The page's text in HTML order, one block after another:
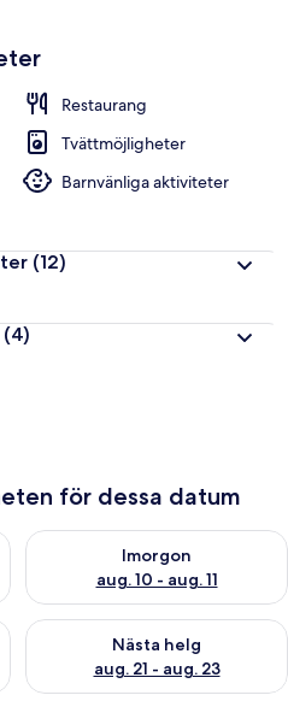
Restaurang
Tvättmöjligheter
Barnvänliga aktiviteter
(12)
(4)
för dessa datum
ikväll aug. 9 - aug. 10
Imorgon
aug. 10 - aug. 11
Kontrollera tillgängligheten
den här helgen aug. 14 - aug.
Nästa helg
aug. 21 - aug. 23
Kontrollera tillgängligheten